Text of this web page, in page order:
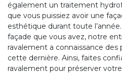
également un traitement
que vous puissiez avoir une
esthétique durant toute
façade que vous avez, notre
ravalement a connaissance des
cette dernière. Ainsi, faites
ravalement pour préserver